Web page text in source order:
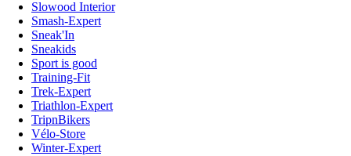
Slowood Interior
Smash-Expert
Sneak'In
Sneakids
Sport is good
Training-Fit
Trek-Expert
Triathlon-Expert
TripnBikers
Vélo-Store
Winter-Expert